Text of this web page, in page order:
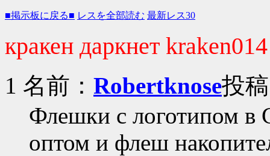
■掲示板に戻る■ レスを全部読む 最新レス30
кракен даркнет
1 名前： Robertknose投
Флешки с логотипом в
оптом и флеш